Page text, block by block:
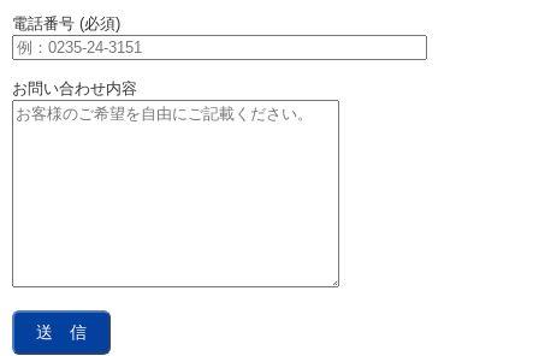
電話番号 (必須)
お問い合わせ内容